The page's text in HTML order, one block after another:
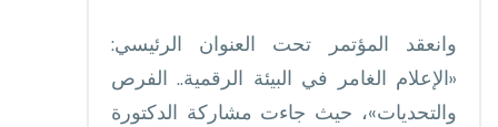
«الإعلام الغامر في البيئة الرقمية.. الفرص
والتحديات»، حيث جاءت مشاركة الدكتورة